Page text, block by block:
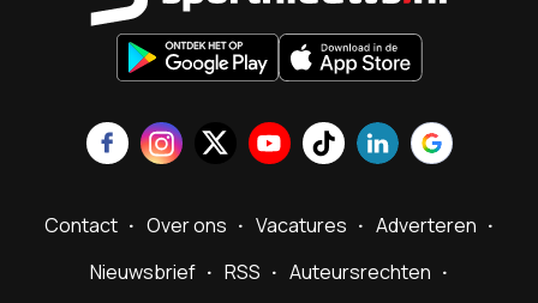
Contact Over ons Vacatures
Adverteren
Nieuwsbrief
RSS Auteursrechten